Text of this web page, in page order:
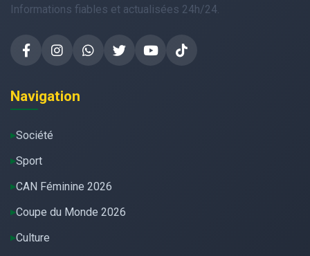
Informations fiables et actualisées 24h/24.
Navigation
Société
Sport
CAN Féminine 2026
Coupe du Monde 2026
Culture